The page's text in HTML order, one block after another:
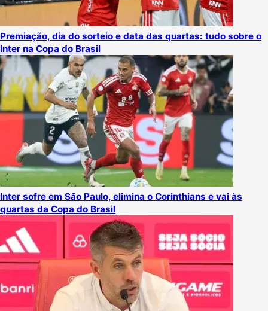
Premiação, dia do sorteio e data das quartas: tudo sobre o
Inter na Copa do Brasil
Inter sofre em São Paulo, elimina o Corinthians e vai às
quartas da Copa do Brasil